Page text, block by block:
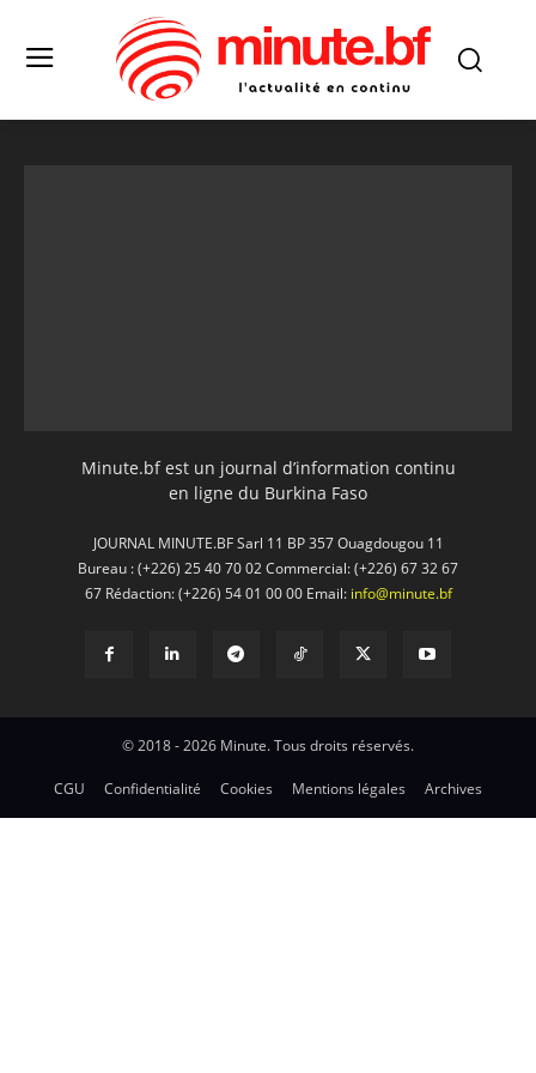
Minute.bf est un journal d’information continu
en ligne du Burkina Faso
JOURNAL MINUTE.BF Sarl 11 BP 357 Ouagdougou 11
Bureau : (+226) 25 40 70 02 Commercial: (+226) 67 32 67
67 Rédaction: (+226) 54 01 00 00 Email: info@minute.bf
© 2018 - 2026 Minute. Tous droits réservés.
CGU Confidentialité Cookies Mentions légales Archives